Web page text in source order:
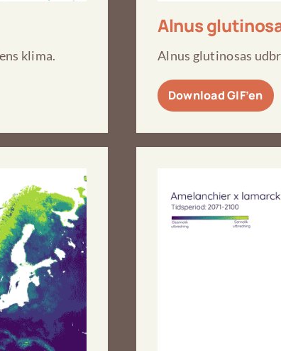
klima.
Alnus
Alnus glutinosas
Download GIF’en